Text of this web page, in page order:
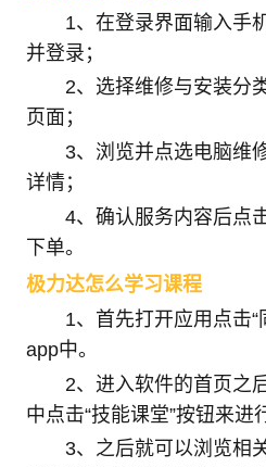
1、在登录界面输入手
并登录；
2、选择维修与安装分
页面；
3、浏览并点选电脑维
详情；
4、确认服务内容后点
下单。
极力达怎么学习课程
1、首先打开应用点击
app中。
2、进入软件的首页之
中点击“技能课堂”按钮来进
3、之后就可以浏览相